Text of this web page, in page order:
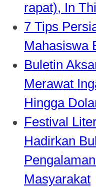
rapat), In
7 Tips
Mahasiswa
Buletin
Merawat
Hingga
Festival
Hadirkan
Masyarakat